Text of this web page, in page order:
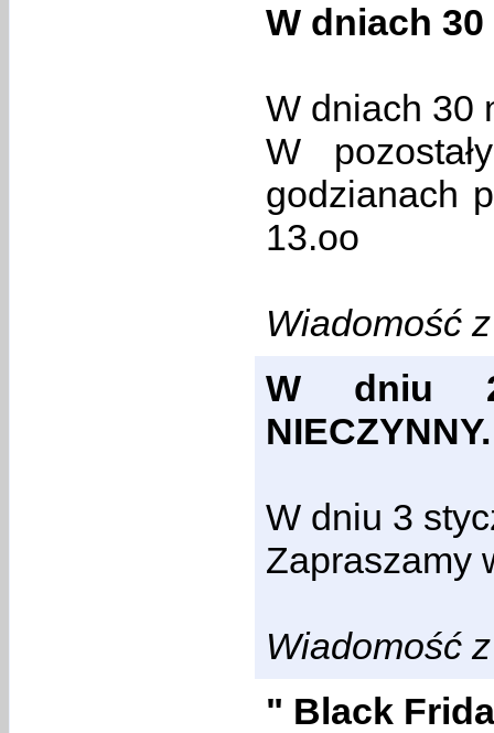
W dniach
W dniach 30
W
godzianach
13.oo
Wiadomość
W dniu 2
NIECZYNNY.
W dniu 3
Zapraszamy
Wiadomość
" Black